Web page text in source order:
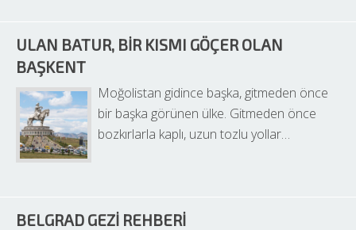
ULAN BATUR, BIR KISMI GÖÇER OLAN
BAŞKENT
Moğolistan gidince başka, gitmeden önce
bir başka görünen ülke. Gitmeden önce
bozkırlarla kaplı, uzun tozlu yollar…
BELGRAD GEZI REHBERI